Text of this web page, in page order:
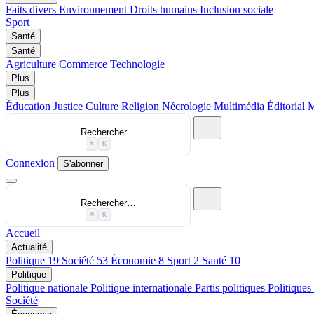
Faits divers Environnement Droits humains Inclusion sociale
Sport
Santé
Santé
Agriculture Commerce Technologie
Plus
Plus
Éducation Justice Culture Religion Nécrologie Multimédia Éditorial
Rechercher…
⌘ K
Connexion S'abonner
Rechercher…
⌘ K
Accueil
Actualité
Politique 19 Société 53 Économie 8 Sport 2 Santé 10
Politique
Politique nationale Politique internationale Partis politiques Politiques
Société